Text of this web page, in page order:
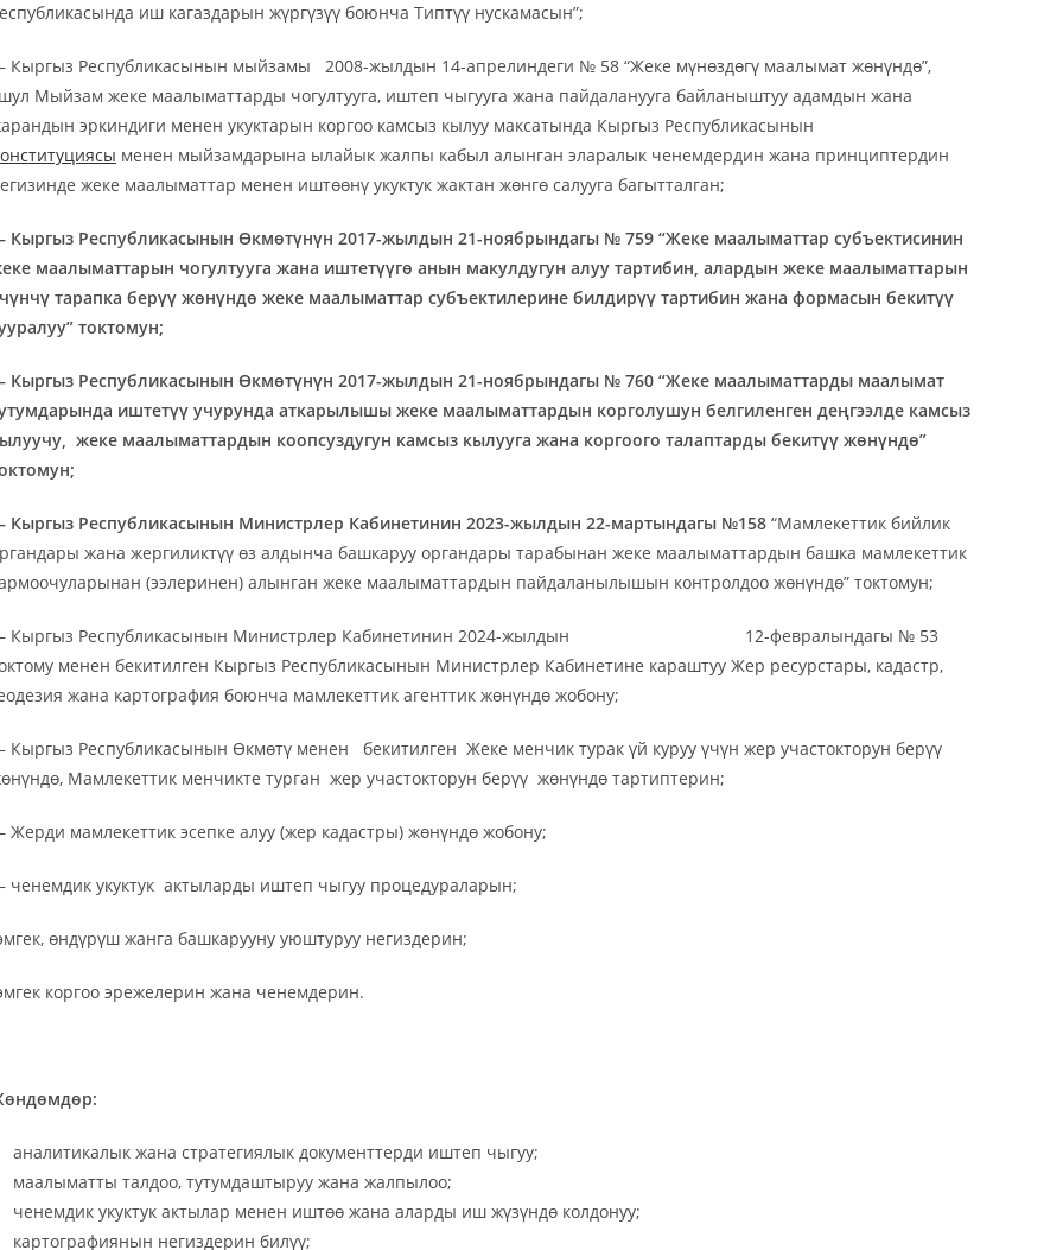
иш кагаздарын жүргүзүү боюнча Типтүү нускамасын”;
Кыргыз Республикасынын мыйзамы 2008-жылдын 14-апрелиндеги № 58 “Жеке мүнөздөгү маалымат жөнүндө”,
Мыйзам жеке маалыматтарды чогултууга, иштеп чыгууга жана пайдаланууга байланыштуу адамдын жана
эркиндиги менен укуктарын коргоо камсыз кылуу максатында Кыргыз Республикасынын
менен мыйзамдарына ылайык жалпы кабыл алынган эларалык ченемдердин жана принциптердин
жеке маалыматтар менен иштөөнү укуктук жактан жөнгө салууга багытталган;
Кыргыз Республикасынын Өкмөтүнүн 2017-жылдын 21-ноябрындагы № 759 “Жеке маалыматтар субъектисинин
маалыматтарын чогултууга жана иштетүүгө анын макулдугун алуу тартибин, алардын жеке маалыматтарын
тарапка берүү жөнүндө жеке маалыматтар субъектилерине билдирүү тартибин жана формасын бекитүү
” токтомун;
Кыргыз Республикасынын Өкмөтүнүн 2017-жылдын 21-ноябрындагы № 760 “Жеке маалыматтарды маалымат
иштетүү учурунда аткарылышы жеке маалыматтардын корголушун белгиленген деңгээлде камсыз
жеке маалыматтардын коопсуздугун камсыз кылууга жана коргоого талаптарды бекитүү жөнүндө”
Кыргыз Республикасынын Министрлер Кабинетинин 2023-жылдын 22-мартындагы №158 “Мамлекеттик бийлик
жана жергиликтүү өз алдынча башкаруу органдары тарабынан жеке маалыматтардын башка мамлекеттик
(ээлеринен) алынган жеке маалыматтардын пайдаланылышын контролдоо жөнүндө” токтомун;
Кыргыз Республикасынын Министрлер Кабинетинин 2024-жылдын 12-февралындагы № 53
менен бекитилген Кыргыз Республикасынын Министрлер Кабинетине караштуу Жер ресурстары, кадастр,
жана картография боюнча мамлекеттик агенттик жөнүндө жобону;
Кыргыз Республикасынын Өкмөтү менен бекитилген Жеке менчик турак үй куруу үчүн жер участокторун берүү
Мамлекеттик менчикте турган жер участокторун берүү жөнүндө тартиптерин;
Жерди мамлекеттик эсепке алуу (жер кадастры) жөнүндө жобону;
ченемдик укуктук актыларды иштеп чыгуу процедураларын;
өндүрүш жанга башкарууну уюштуруу негиздерин;
коргоо эрежелерин жана ченемдерин.
аналитикалык жана стратегиялык документтерди иштеп чыгуу;
маалыматты талдоо, тутумдаштыруу жана жалпылоо;
ченемдик укуктук актылар менен иштөө жана аларды иш жүзүндө колдонуу;
картографиянын негиздерин билүү;